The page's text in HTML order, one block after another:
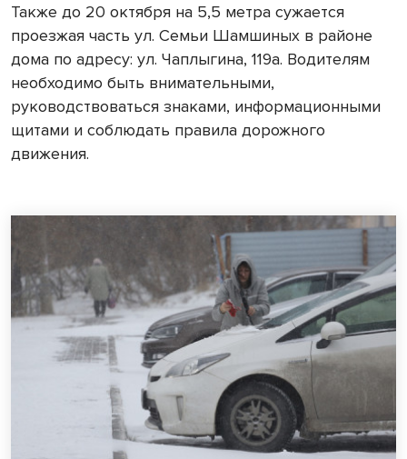
Также до 20 октября на 5,5 метра сужается
проезжая часть ул. Семьи Шамшиных в районе
дома по адресу: ул. Чаплыгина, 119а. Водителям
необходимо быть внимательными,
руководствоваться знаками, информационными
щитами и соблюдать правила дорожного
движения.